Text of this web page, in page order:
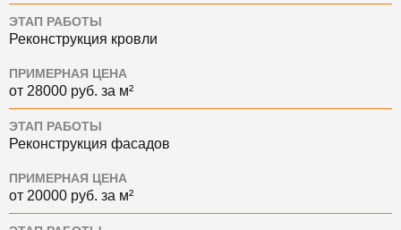
ЭТАП РАБОТЫ
Реконструкция кровли
ПРИМЕРНАЯ ЦЕНА
от 28000 руб. за м²
ЭТАП РАБОТЫ
Реконструкция фасадов
ПРИМЕРНАЯ ЦЕНА
от 20000 руб. за м²